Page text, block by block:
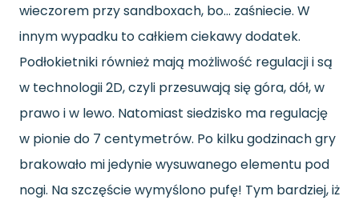
wieczorem przy sandboxach, bo… zaśniecie. W
innym wypadku to całkiem ciekawy dodatek.
Podłokietniki również mają możliwość regulacji i są
w technologii 2D, czyli przesuwają się góra, dół, w
prawo i w lewo. Natomiast siedzisko ma regulację
w pionie do 7 centymetrów. Po kilku godzinach gry
brakowało mi jedynie wysuwanego elementu pod
nogi. Na szczęście wymyślono pufę! Tym bardziej, iż